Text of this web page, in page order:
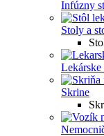
Infúzny
Stoly a
Lekárske
Skrine